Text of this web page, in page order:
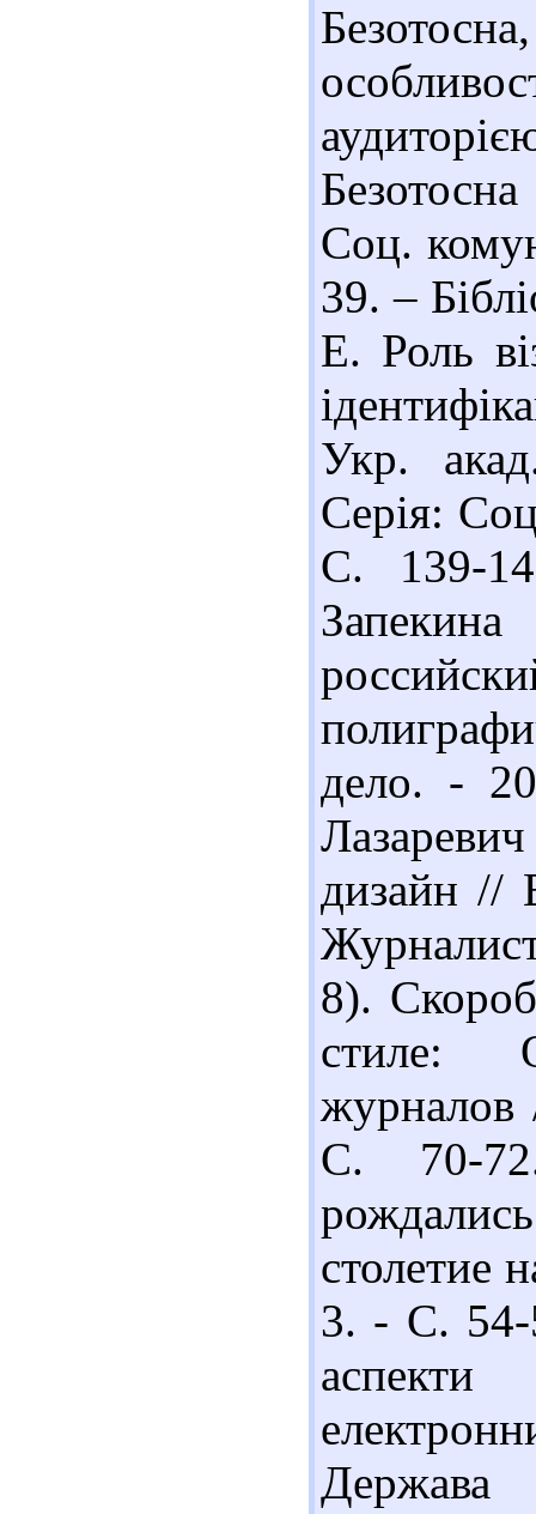
Соц.
39. –
Е. Роль
Укр.
Серія:
С. 139-
дело. -
дизайн //
8).
стиле:
С. 70-
столетие
3. - С.